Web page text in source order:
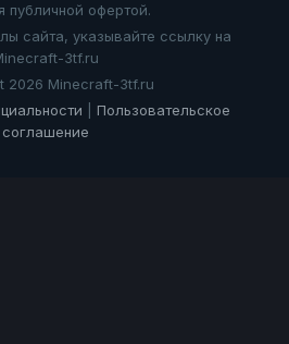
публичной офертой.
сайта, указывайте ссылку на
3tf.ru
2026 Minecraft-3tf.ru
Пользовательское
соглашение